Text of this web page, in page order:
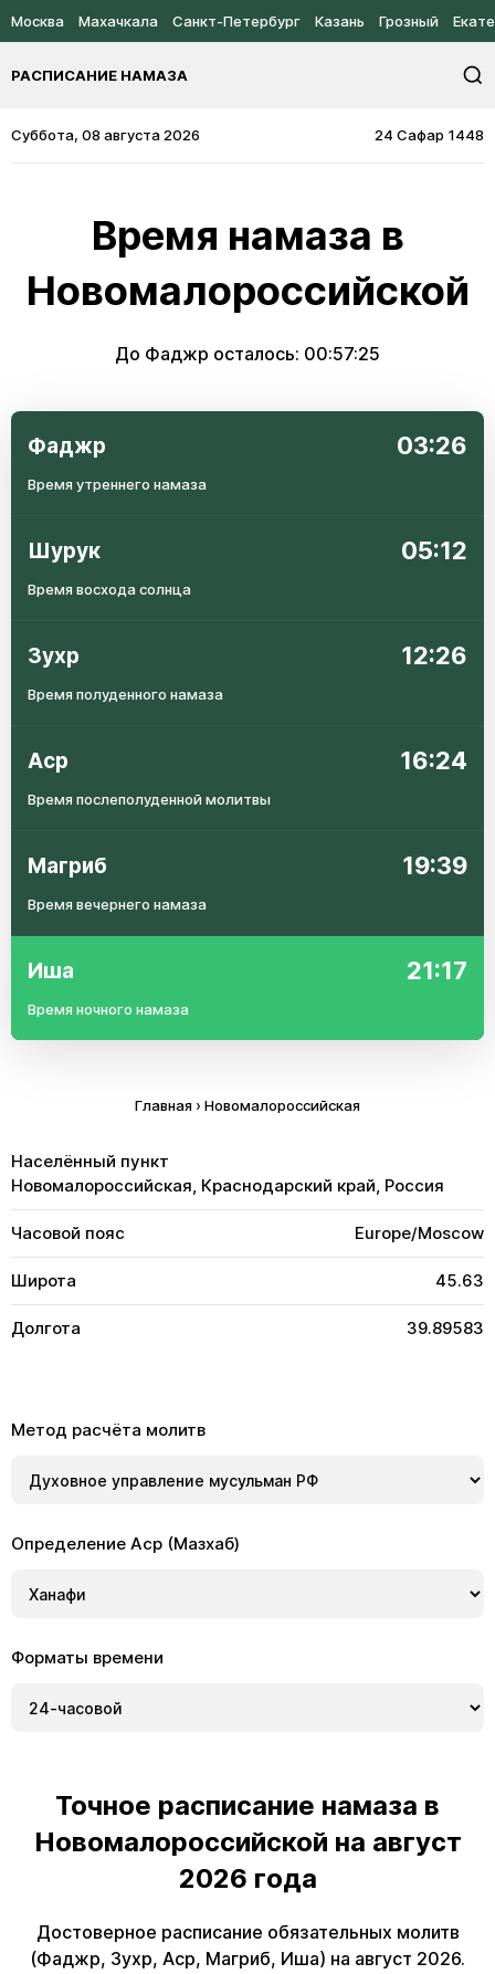
Москва Махачкала Санкт-Петербург Казань Грозный
РАСПИСАНИЕ НАМАЗА
Суббота, 08 августа 2026 24 Сафар 1448
Время намаза в
Новомалороссийской
До Фаджр осталось: 00:57:25
Фаджр 03:26
Время утреннего намаза
Шурук 05:12
Время восхода солнца
Зухр 12:26
Время полуденного намаза
Аср 16:24
Время послеполуденной молитвы
Магриб 19:39
Время вечернего намаза
Иша 21:17
Время ночного намаза
Главная › Новомалороссийская
Населённый пункт
Новомалороссийская, Краснодарский край, Россия
Часовой пояс Europe/Moscow
Широта 45.63
Долгота 39.89583
Метод расчёта молитв
Определение Аср (Мазхаб)
Форматы времени
Точное расписание намаза в
Новомалороссийской на август
2026 года
Достоверное расписание обязательных молитв
(Фаджр, Зухр, Аср, Магриб, Иша) на август 2026.